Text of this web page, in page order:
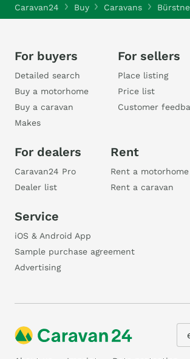
Caravan24 Buy Caravans
For buyers
Detailed search
Buy a motorhome
Buy a caravan
Makes
For sellers
Place listing
Price list
Customer
For dealers
Caravan24 Pro
Dealer list
Rent
Rent a motorhome
Rent a caravan
Service
iOS & Android App
Sample purchase agreement
Advertising